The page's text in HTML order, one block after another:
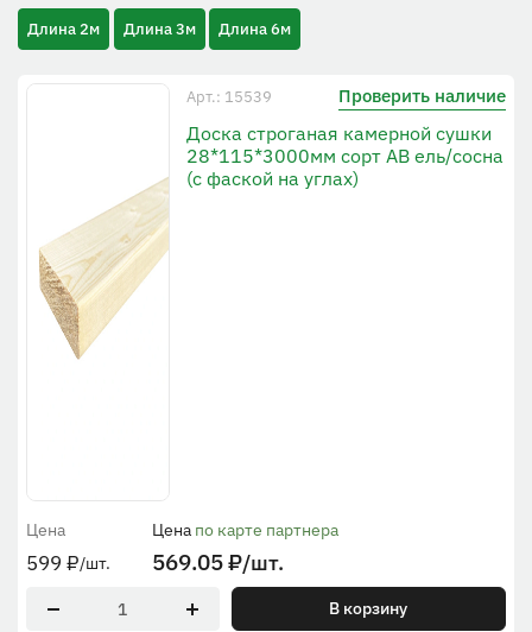
Длина 2м Длина 3м Длина 6м
Арт.: 15539 Проверить наличие
Доска строганая камерной сушки
28*115*3000мм сорт AB ель/сосна
(с фаской на углах)
Цена
599 ₽/шт.
Цена по карте партнера
569.05₽/шт.
В корзину